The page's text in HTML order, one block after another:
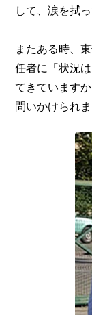
して、涙を拭
またある時、
任者に「状況
てきています
問いかけられま